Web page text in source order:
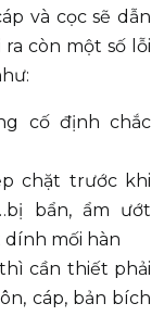
và cọc sẽ dẫn
còn một số lỗi
cố định chắc
chặt trước khi
bẩn, ẩm ướt
dính mối hàn
cần thiết phải
cáp, bản bích